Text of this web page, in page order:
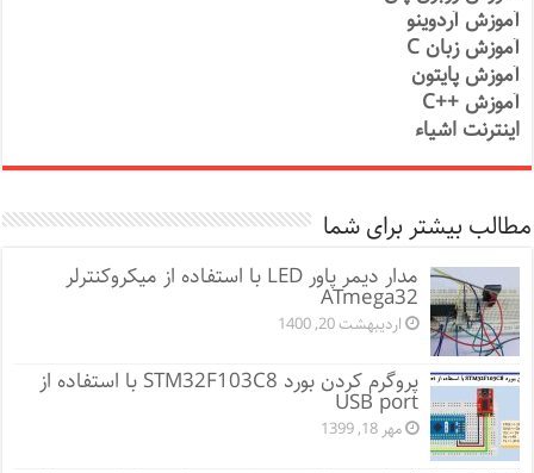
آموزش آردوینو
آموزش زبان C
آموزش پایتون
آموزش ++C
اینترنت اشیاء
مطالب بیشتر برای شما
مدار دیمر پاور LED با استفاده از میکروکنترلر
ATmega32
اردیبهشت 20, 1400
پروگرم کردن بورد STM32F103C8 با استفاده از
USB port
مهر 18, 1399